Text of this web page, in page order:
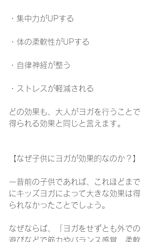
・集中力がUPする
・体の柔軟性がUPする
・自律神経が整う
・ストレスが軽減される
どの効果も、大人がヨガを行うことで
得られる効果と同じと言えます。
【なぜ子供にヨガが効果的なのか？】
一昔前の子供であれば、これほどまで
にキッズヨガによって大きな効果は得
られなかったことでしょう。
なぜならば、「ヨガをせずとも外での
遊びなどで筋力やバランス感覚、柔軟